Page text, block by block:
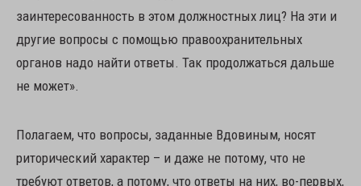
заинтересованность в этом должностных лиц? На эти и
другие вопросы с помощью правоохранительных
органов надо найти ответы. Так продолжаться дальше
не может».
Полагаем, что вопросы, заданные Вдовиным, носят
риторический характер – и даже не потому, что не
требуют ответов, а потому, что ответы на них, во-первых,